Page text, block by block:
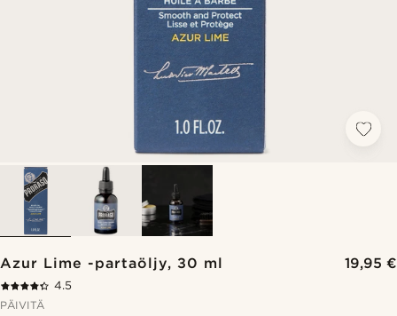
Azur Lime -partaöljy, 30 ml 19,95 €
4.5
PÄIVITÄ